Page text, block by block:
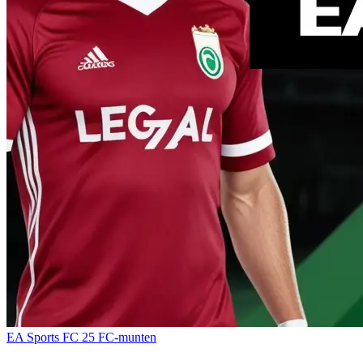
EA Sports FC 25 FC-munten